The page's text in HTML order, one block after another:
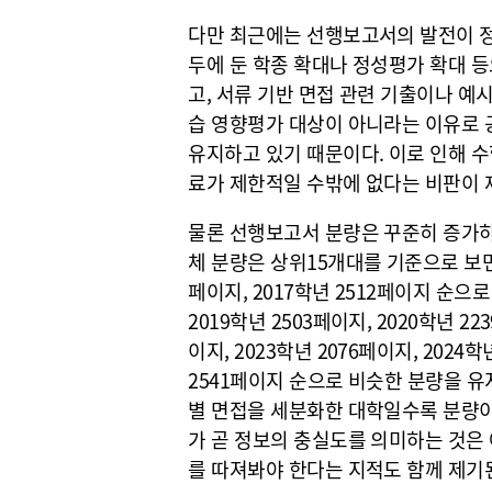
다만 최근에는 선행보고서의 발전이
두에 둔 학종 확대나 정성평가 확대
고, 서류 기반 면접 관련 기출이나 예
습 영향평가 대상이 아니라는 이유로
유지하고 있기 때문이다. 이로 인해
료가 제한적일 수밖에 없다는 비판이
물론 선행보고서 분량은 꾸준히 증가
체 분량은 상위15개대를 기준으로
페이지, 2017학년 2512페이지 순으
2019학년 2503페이지, 2020학년
이지, 2023학년 2076페이지, 2024
2541페이지 순으로 비슷한 분량을
별 면접을 세분화한 대학일수록 분량
가 곧 정보의 충실도를 의미하는 것
를 따져봐야 한다는 지적도 함께 제기